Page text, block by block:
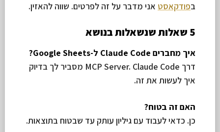
בפודקאסט אני מדבר על זה לפרטים. שווה להאזין.
5 שאלות שנשאלות בנושא
איך מחברים Claude Code ל-Google Sheets?
דרך MCP Server. Claude Code מסביר לך בדיוק
איך לעשות את זה.
האם זה בטוח?
כן. כדאי לעבוד עם גיליון עותק עד שבטוח בתוצאות.